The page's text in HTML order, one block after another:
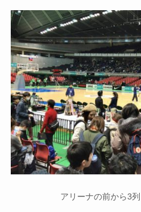
アリーナの前から3